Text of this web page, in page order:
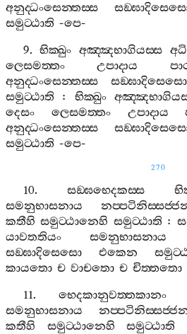
අනුද‍්ධංසෙන‍්තස‍්ස
සමුට‍්ඨාති -පෙ-
9.භික‍්ඛුං අඤ‍්ඤභාගියස‍්ස
ලෙසමත‍්තං
උපාදාය
අනුද‍්ධංසෙන‍්තස‍්ස
සඞ‍්ඝාදිසෙසො
සමුට‍්ඨාති : භික‍්ඛුං
දෙසං
ලෙසමත‍්තං උපාදාය
අනුද‍්ධංසෙන‍්තස‍්ස
සමුට‍්ඨාති -පෙ-
270
10. සඞ‍්ඝභෙදකස‍්ස
සමනුභාසනාය
කතීහි සමුට‍්ඨානෙහි සමුට‍්ඨාති :
යාවතතියං
සමනුභාසනාය
සඞ‍්ඝාදිසෙසො
එකෙන
කායතො ච වාචතො ච චිත‍්තතො
11. භෙදකානුවත‍්තකානං
සමනුභාසනාය
කතීහි
සමුට‍්ඨානෙහි සමුට‍්ඨාති